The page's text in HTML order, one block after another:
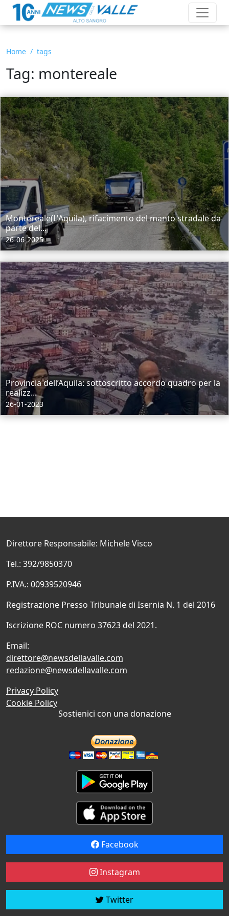
Home tags
Tag: montereale
Montereale(L'Aquila), rifacimento del manto stradale da
parte del...
26-06-2025
Provincia dell’Aquila: sottoscritto accordo quadro per la
realizz...
26-01-2023
Direttore Responsabile: Michele Visco
Tel.: 392/9850370
P.IVA.: 00939520946
Registrazione Presso Tribunale di Isernia N. 1 del 2016
Iscrizione ROC numero 37623 del 2021.
Email:
direttore@newsdellavalle.com
redazione@newsdellavalle.com
Privacy Policy
Cookie Policy
Sostienici con una donazione
Facebook
Instagram
Twitter